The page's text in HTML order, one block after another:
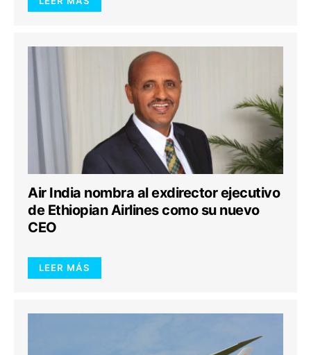
Air India nombra al exdirector ejecutivo
de Ethiopian Airlines como su nuevo
CEO
LEER MÁS